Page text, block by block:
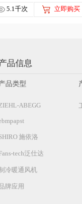
5.1千次 立即购买
品信息
品类型
ABEGG
施依洛
tech泛仕达
冷暖通风机
牌应用